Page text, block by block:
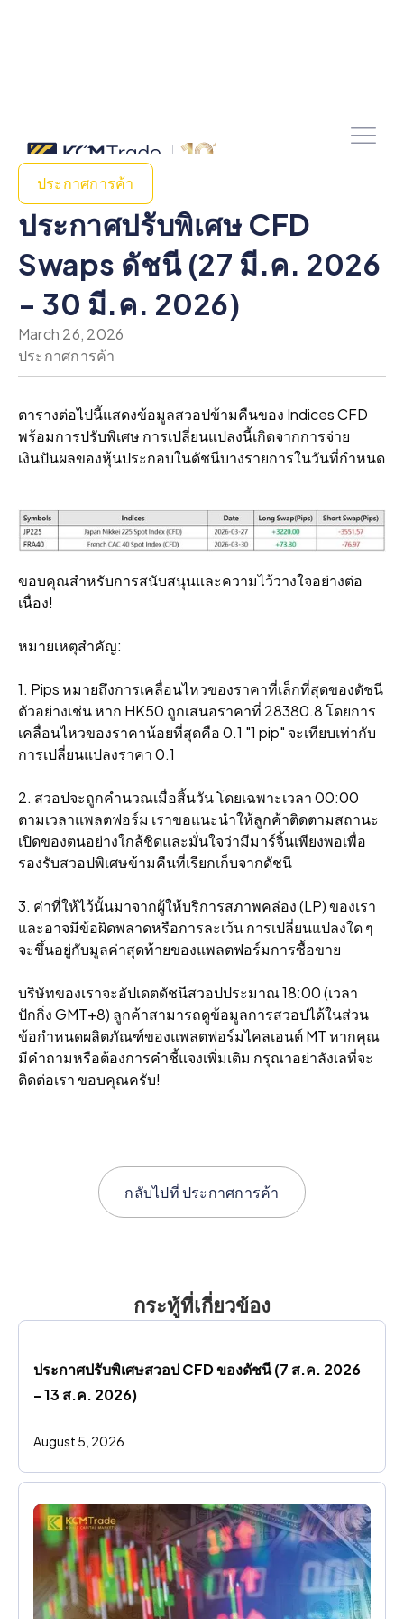
ประกาศการค้า
ประกาศปรับพิเศษ CFD
Swaps ดัชนี (27 มี.ค. 2026
- 30 มี.ค. 2026)
March 26, 2026
ประกาศการค้า
ตารางต่อไปนี้แสดงข้อมูลสวอปข้ามคืนของ Indices CFD
พร้อมการปรับพิเศษ การเปลี่ยนแปลงนี้เกิดจากการจ่าย
เงินปันผลของหุ้นประกอบในดัชนีบางรายการในวันที่กําหนด
ขอบคุณสําหรับการสนับสนุนและความไว้วางใจอย่างต่อ
เนื่อง!
หมายเหตุสําคัญ:
1. Pips หมายถึงการเคลื่อนไหวของราคาที่เล็กที่สุดของดัชนี
ตัวอย่างเช่น หาก HK50 ถูกเสนอราคาที่ 28380.8 โดยการ
เคลื่อนไหวของราคาน้อยที่สุดคือ 0.1 "1 pip" จะเทียบเท่ากับ
การเปลี่ยนแปลงราคา 0.1
2. สวอปจะถูกคํานวณเมื่อสิ้นวัน โดยเฉพาะเวลา 00:00
ตามเวลาแพลตฟอร์ม เราขอแนะนําให้ลูกค้าติดตามสถานะ
เปิดของตนอย่างใกล้ชิดและมั่นใจว่ามีมาร์จิ้นเพียงพอเพื่อ
รองรับสวอปพิเศษข้ามคืนที่เรียกเก็บจากดัชนี
3. ค่าที่ให้ไว้นั้นมาจากผู้ให้บริการสภาพคล่อง (LP) ของเรา
และอาจมีข้อผิดพลาดหรือการละเว้น การเปลี่ยนแปลงใด ๆ
จะขึ้นอยู่กับมูลค่าสุดท้ายของแพลตฟอร์มการซื้อขาย
บริษัทของเราจะอัปเดตดัชนีสวอปประมาณ 18:00 (เวลา
ปักกิ่ง GMT+8) ลูกค้าสามารถดูข้อมูลการสวอปได้ในส่วน
ข้อกําหนดผลิตภัณฑ์ของแพลตฟอร์มไคลเอนต์ MT หากคุณ
มีคําถามหรือต้องการคําชี้แจงเพิ่มเติม กรุณาอย่าลังเลที่จะ
ติดต่อเรา ขอบคุณครับ!
กลับไปที่ประกาศการค้า
กระทู้ที่เกี่ยวข้อง
ประกาศปรับพิเศษสวอป CFD ของดัชนี (7 ส.ค. 2026
- 13 ส.ค. 2026)
August 5, 2026